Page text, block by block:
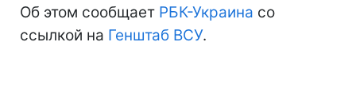
Об этом сообщает РБК-Украина со
ссылкой на Генштаб ВСУ.